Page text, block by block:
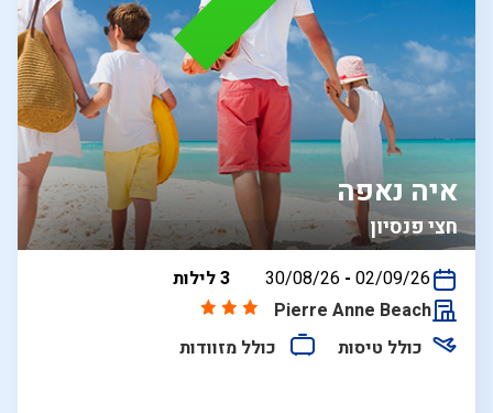
חצי פנסיון
איה נאפה
בין
30/08/26 - 02/09/26
3 לילות
Pierre Anne Beach
כולל טיסות
כולל מזוודות